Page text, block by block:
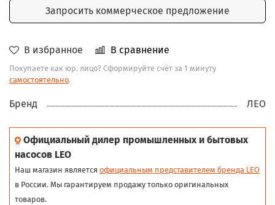
В избранное В сравнение
Покупаете как юр. лицо? Сформируйте счёт за 1 минуту
самостоятельно.
Запросить коммерческое предложение
Бренд ЛЕО
Официальный дилер промышленных и бытовых
насосов LEO
Наш магазин является официальным представителем бренда LEO
в России. Мы гарантируем продажу только оригинальных
товаров.